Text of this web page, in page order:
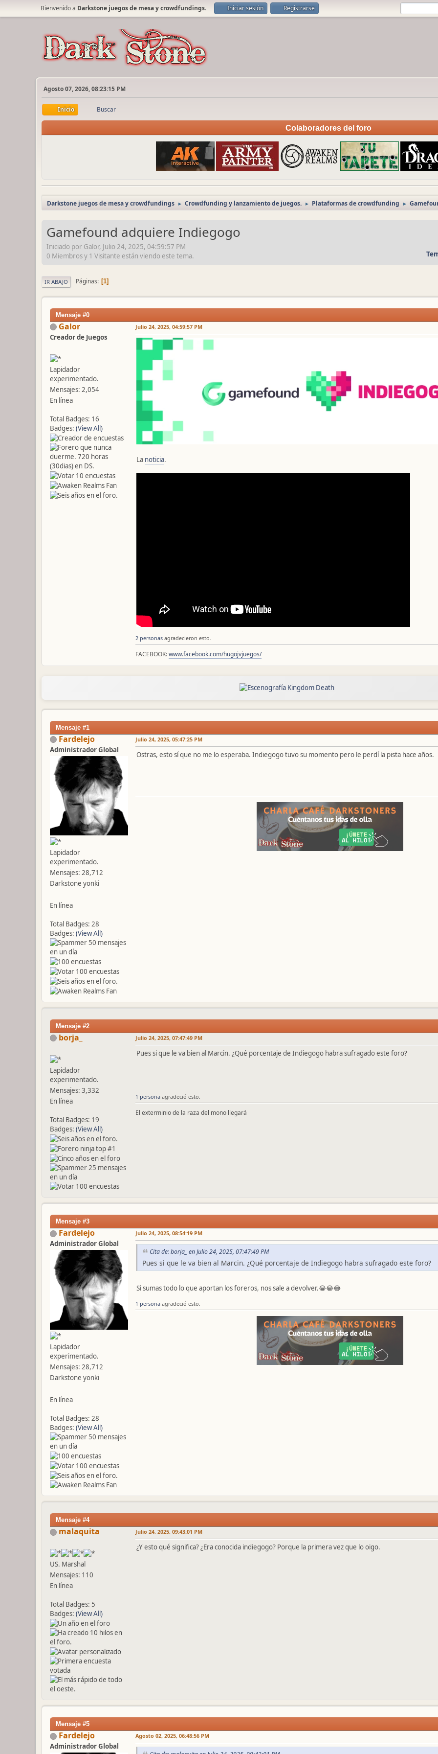
Bienvenido a Darkstone juegos de mesa y crowdfundings. Iniciar sesión Registrarse
Agosto 07, 2026, 08:23:15 PM
Inicio Buscar
Colaboradores del foro
Darkstone juegos de mesa y crowdfundings ► Crowdfunding y lanzamiento de juegos. ► Plataformas de crowdfunding ►
Gamefound adquiere Indiegogo
Iniciado por Galor, Julio 24, 2025, 04:59:57 PM
0 Miembros y 1 Visitante están viendo este tema.
IR ABAJO Páginas 1
Mensaje #0
Galor
Creador de Juegos
Lapidador
experimentado.
Mensajes: 2,054
En línea
Total Badges: 16
Badges: (View All)
Julio 24, 2025, 04:59:57 PM
La noticia.
2 personas agradecieron esto.
FACEBOOK:www.facebook.com/hugojvjuegos/
Mensaje #1
Fardelejo
Administrador Global
Lapidador
experimentado.
Mensajes: 28,712
Darkstone yonki
En línea
Total Badges: 28
Badges: (View All)
Julio 24, 2025, 05:47:25 PM
Ostras, esto sí que no me lo esperaba. Indiegogo tuvo su momento pero le perdí la pista hace años.
Mensaje #2
borja_
Lapidador
experimentado.
Mensajes: 3,332
En línea
Total Badges: 19
Badges: (View All)
Julio 24, 2025, 07:47:49 PM
Pues si que le va bien al Marcin. ¿Qué porcentaje de Indiegogo habra sufragado este foro?
1 persona agradeció esto.
El exterminio de la raza del mono llegará
Mensaje #3
Fardelejo
Administrador Global
Lapidador
experimentado.
Mensajes: 28,712
Darkstone yonki
En línea
Total Badges: 28
Badges: (View All)
Julio 24, 2025, 08:54:19 PM
Cita de: borja_ en Julio 24, 2025, 07:47:49 PM
Pues si que le va bien al Marcin. ¿Qué porcentaje de Indiegogo habra sufragado este foro?
Si sumas todo lo que aportan los foreros, nos sale a devolver.😂😂😂
1 persona agradeció esto.
Mensaje #4
malaquita
US. Marshal
Mensajes: 110
En línea
Total Badges: 5
Badges: (View All)
Julio 24, 2025, 09:43:01 PM
¿Y esto qué significa? ¿Era conocida indiegogo? Porque la primera vez que lo oigo.
Mensaje #5
Fardelejo
Administrador Global
Agosto 02, 2025, 06:48:56 PM